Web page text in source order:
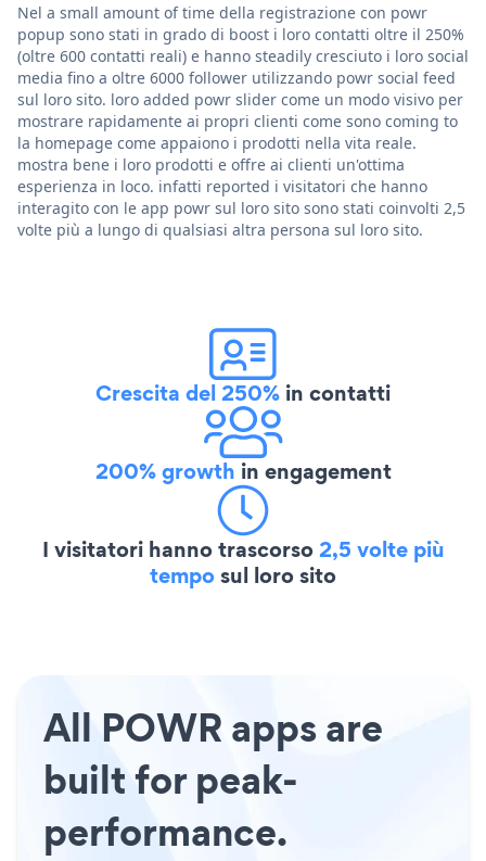
Nel a small amount of time della registrazione con powr
popup sono stati in grado di boost i loro contatti oltre il 250%
(oltre 600 contatti reali) e hanno steadily cresciuto i loro social
media fino a oltre 6000 follower utilizzando powr social feed
sul loro sito. loro added powr slider come un modo visivo per
mostrare rapidamente ai propri clienti come sono coming to
la homepage come appaiono i prodotti nella vita reale.
mostra bene i loro prodotti e offre ai clienti un'ottima
esperienza in loco. infatti reported i visitatori che hanno
interagito con le app powr sul loro sito sono stati coinvolti 2,5
volte più a lungo di qualsiasi altra persona sul loro sito.
Crescita del 250% in contatti
200% growth in engagement
I visitatori hanno trascorso2,5 volte più
temposul loro sito
All POWR apps are
built for peak-
performance.